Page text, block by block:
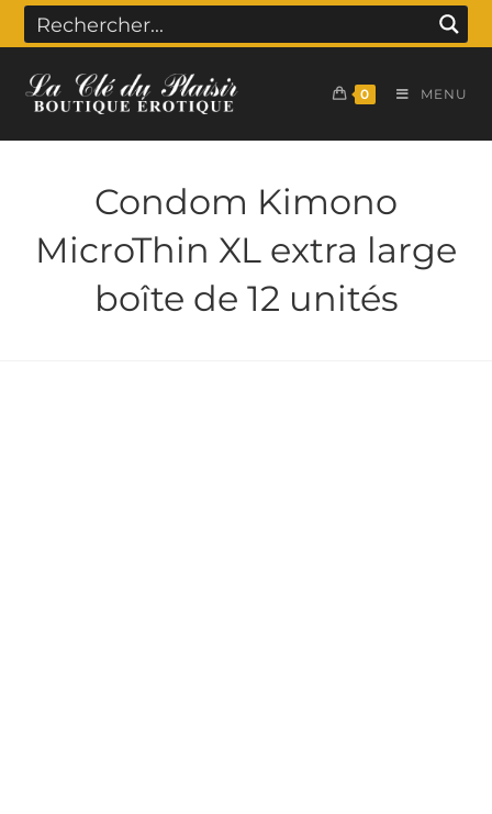
0 MENU
Condom Kimono
MicroThin XL extra large
boîte de 12 unités